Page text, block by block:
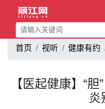
首页 视听 健康有约
【医起健康】“
炎